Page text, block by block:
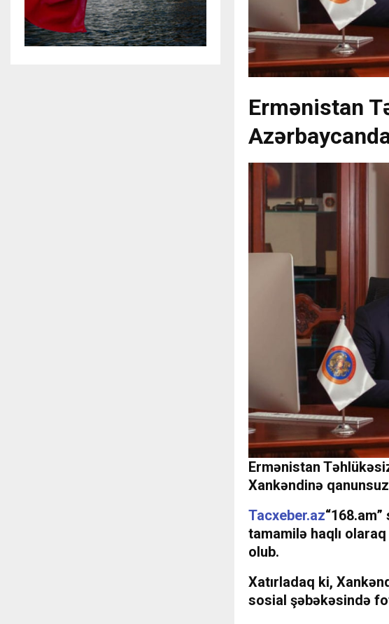
Ermənistan
Ermənistan
Xankəndinə
Tacxeber.az
tamamilə haqlı
olub.
Xatırladaq ki,
sosial şəbəkəsində